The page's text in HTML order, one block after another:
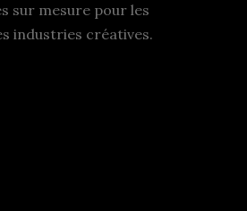
sur mesure pour les
industries créatives.